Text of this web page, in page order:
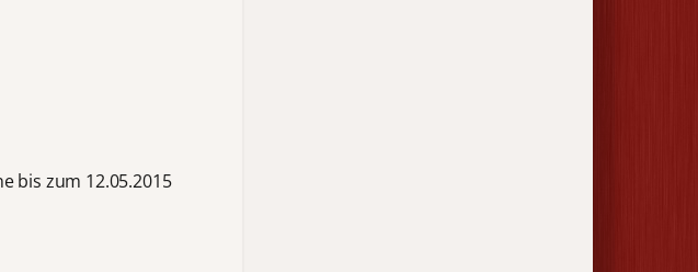
bis zum 12.05.2015